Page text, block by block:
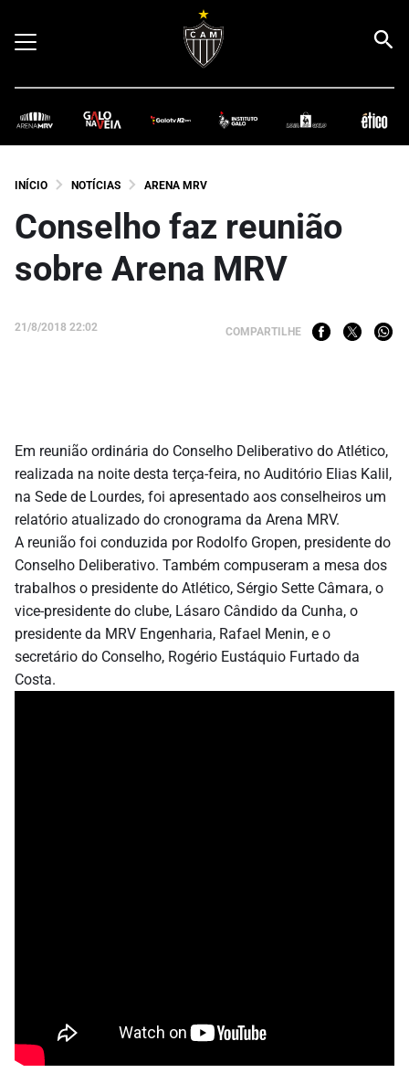
INÍCIO NOTÍCIAS ARENA MRV
Conselho faz reunião
sobre Arena MRV
21/8/2018 22:02 COMPARTILHE
Em reunião ordinária do Conselho Deliberativo do Atlético,
realizada na noite desta terça-feira, no Auditório Elias Kalil,
na Sede de Lourdes, foi apresentado aos conselheiros um
relatório atualizado do cronograma da Arena MRV.
A reunião foi conduzida por Rodolfo Gropen, presidente do
Conselho Deliberativo. Também compuseram a mesa dos
trabalhos o presidente do Atlético, Sérgio Sette Câmara, o
vice-presidente do clube, Lásaro Cândido da Cunha, o
presidente da MRV Engenharia, Rafael Menin, e o
secretário do Conselho, Rogério Eustáquio Furtado da
Costa.